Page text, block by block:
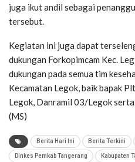
juga ikut andil sebagai
tersebut.
Kegiatan ini juga dapat
dukungan Forkopimcam Kec.
dukungan pada semua tim
Kecamatan Legok, baik bapak
Legok, Danramil 03/Legok
(MS)
Berita Hari Ini Berita Terkini
Dinkes Pemkab Tangerang Kabupaten